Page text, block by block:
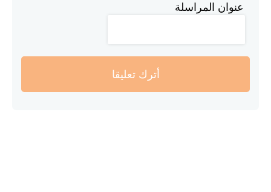
عنوان المراسلة
أترك تعليقا